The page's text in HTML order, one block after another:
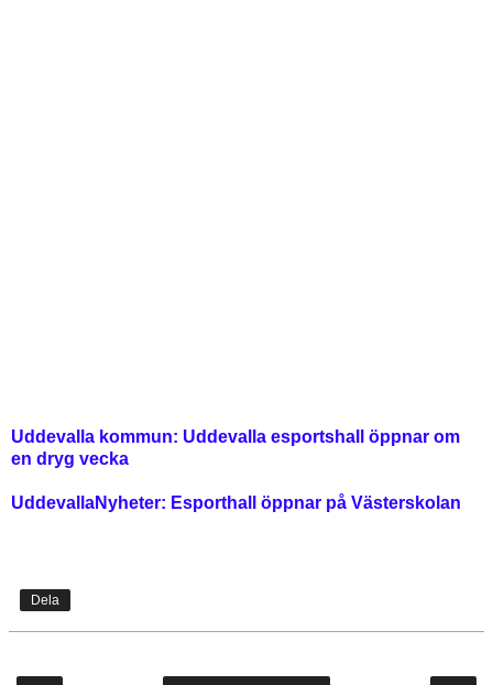
Uddevalla kommun: Uddevalla esportshall öppnar om
en dryg vecka
UddevallaNyheter: Esporthall öppnar på Västerskolan
Dela